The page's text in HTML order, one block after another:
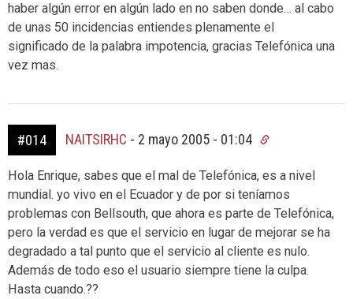
haber algún error en algún lado en no saben donde… al cabo
de unas 50 incidencias entiendes plenamente el
significado de la palabra impotencia, gracias Telefónica una
vez mas.
#014 NAITSIRHC - 2 mayo 2005 - 01:04
Hola Enrique, sabes que el mal de Telefónica, es a nivel
mundial. yo vivo en el Ecuador y de por si teníamos
problemas con Bellsouth, que ahora es parte de Telefónica,
pero la verdad es que el servicio en lugar de mejorar se ha
degradado a tal punto que el servicio al cliente es nulo.
Además de todo eso el usuario siempre tiene la culpa.
Hasta cuando.??